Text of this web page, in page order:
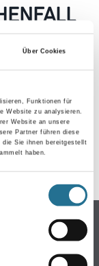
Über Cookies
Funktionen für
Website zu analysieren.
Website an unsere
Partner führen diese
die Sie ihnen bereitgestellt
haben.
Lösung und
beheben.
Online-Shop